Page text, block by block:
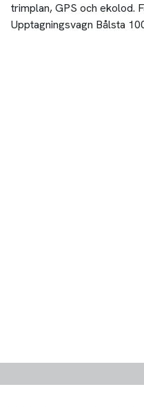
trimplan, GPS och ekolod.
Upptagningsvagn Bålsta